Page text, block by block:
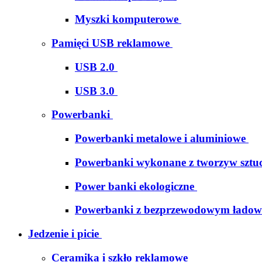
Myszki komputerowe
Pamięci USB reklamowe
USB 2.0
USB 3.0
Powerbanki
Powerbanki metalowe i aluminiowe
Powerbanki wykonane z tworzyw
Power banki ekologiczne
Powerbanki z bezprzewodowym
Jedzenie i picie
Ceramika i szkło reklamowe